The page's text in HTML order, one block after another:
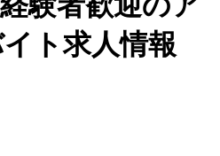
ト求人情報